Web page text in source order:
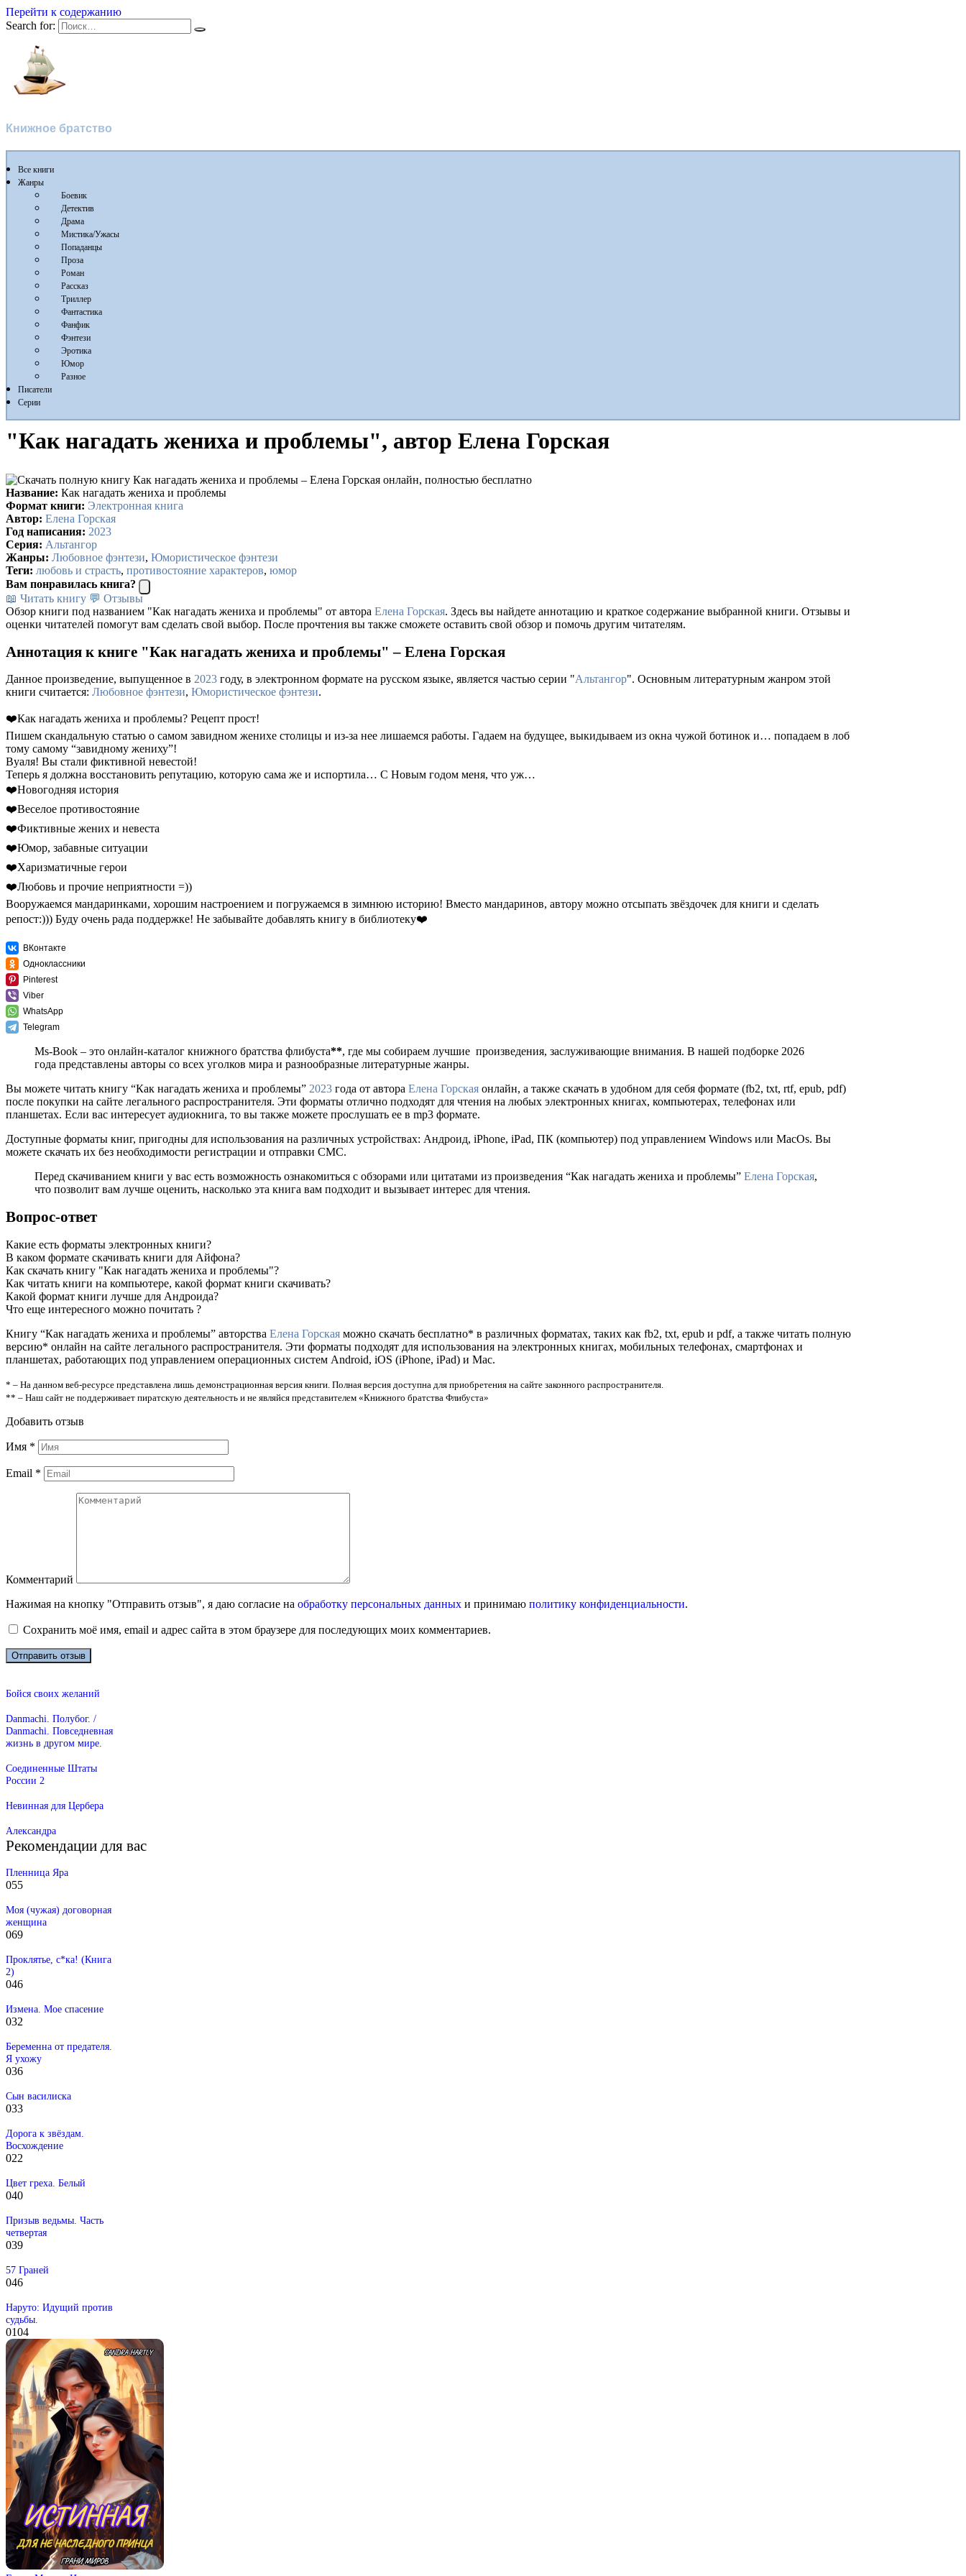
Перейти к содержанию
Search for:
Книжное братство
Все книги
Жанры
Боевик
Детектив
Драма
Мистика/Ужасы
Попаданцы
Проза
Роман
Рассказ
Триллер
Фантастика
Фанфик
Фэнтези
Эротика
Юмор
Разное
Писатели
Серии
"Как нагадать жениха и проблемы", автор Елена Горская
Название: Как нагадать жениха и проблемы
Формат книги: Электронная книга
Автор: Елена Горская
Год написания: 2023
Серия: Альтангор
Жанры: Любовное фэнтези, Юмористическое фэнтези
Теги: любовь и страсть, противостояние характеров, юмор
Вам понравилась книга?
📖 Читать книгу 💬 Отзывы
Обзор книги под названием "Как нагадать жениха и проблемы" от автора Елена Горская. Здесь вы найдете аннотацию и краткое содержание выбранной книги. Отзывы и
оценки читателей помогут вам сделать свой выбор. После прочтения вы также сможете оставить свой обзор и помочь другим читателям.
Аннотация к книге "Как нагадать жениха и проблемы" – Елена Горская
Данное произведение, выпущенное в 2023 году, в электронном формате на русском языке, является частью серии "Альтангор". Основным литературным жанром этой
книги считается: Любовное фэнтези, Юмористическое фэнтези.
❤️Как нагадать жениха и проблемы? Рецепт прост!
Пишем скандальную статью о самом завидном женихе столицы и из-за нее лишаемся работы. Гадаем на будущее, выкидываем из окна чужой ботинок и… попадаем в лоб
тому самому “завидному жениху”!
Вуаля! Вы стали фиктивной невестой!
Теперь я должна восстановить репутацию, которую сама же и испортила… С Новым годом меня, что уж…
❤️Новогодняя история
❤️Веселое противостояние
❤️Фиктивные жених и невеста
❤️Юмор, забавные ситуации
❤️Харизматичные герои
❤️Любовь и прочие неприятности =))
Вооружаемся мандаринками, хорошим настроением и погружаемся в зимнюю историю! Вместо мандаринов, автору можно отсыпать звёздочек для книги и сделать
репост:))) Буду очень рада поддержке! Не забывайте добавлять книгу в библиотеку❤️
ВКонтакте
Одноклассники
Pinterest
Viber
WhatsApp
Telegram
Ms-Book – это онлайн-каталог книжного братства флибуста**, где мы собираем лучшие произведения, заслуживающие внимания. В нашей подборке 2026
года представлены авторы со всех уголков мира и разнообразные литературные жанры.
Вы можете читать книгу “Как нагадать жениха и проблемы” 2023 года от автора Елена Горская онлайн, а также скачать в удобном для себя формате (fb2, txt, rtf, epub, pdf)
после покупки на сайте легального распространителя. Эти форматы отлично подходят для чтения на любых электронных книгах, компьютерах, телефонах или
планшетах. Если вас интересует аудиокнига, то вы также можете прослушать ее в mp3 формате.
Доступные форматы книг, пригодны для использования на различных устройствах: Андроид, iPhone, iPad, ПК (компьютер) под управлением Windows или MacOs. Вы
можете скачать их без необходимости регистрации и отправки СМС.
Перед скачиванием книги у вас есть возможность ознакомиться с обзорами или цитатами из произведения “Как нагадать жениха и проблемы” Елена Горская,
что позволит вам лучше оценить, насколько эта книга вам подходит и вызывает интерес для чтения.
Вопрос-ответ
Какие есть форматы электронных книги?
В каком формате скачивать книги для Айфона?
Как скачать книгу "Как нагадать жениха и проблемы"?
Как читать книги на компьютере, какой формат книги скачивать?
Какой формат книги лучше для Андроида?
Что еще интересного можно почитать ?
Книгу “Как нагадать жениха и проблемы” авторства Елена Горская можно скачать бесплатно* в различных форматах, таких как fb2, txt, epub и pdf, а также читать полную
версию* онлайн на сайте легального распространителя. Эти форматы подходят для использования на электронных книгах, мобильных телефонах, смартфонах и
планшетах, работающих под управлением операционных систем Android, iOS (iPhone, iPad) и Mac.
* – На данном веб-ресурсе представлена лишь демонстрационная версия книги. Полная версия доступна для приобретения на сайте законного распространителя.
** – Наш сайт не поддерживает пиратскую деятельность и не являйся представителем «Книжного братства Флибуста»
Добавить отзыв
Имя *
Email *
Комментарий
Нажимая на кнопку "Отправить отзыв", я даю согласие на обработку персональных данных и принимаю политику конфиденциальности.
Сохранить моё имя, email и адрес сайта в этом браузере для последующих моих комментариев.
Бойся своих желаний
Danmachi. Полубог. /
Danmachi. Повседневная
жизнь в другом мире.
Соединенные Штаты
России 2
Невинная для Цербера
Александра
Рекомендации для вас
Пленница Яра
055
Моя (чужая) договорная
женщина
069
Проклятье, с*ка! (Книга
2)
046
Измена. Мое спасение
032
Беременна от предателя.
Я ухожу
036
Сын василиска
033
Дорога к звёздам.
Восхождение
022
Цвет греха. Белый
040
Призыв ведьмы. Часть
четвертая
039
57 Граней
046
Наруто: Идущий против
судьбы.
0104